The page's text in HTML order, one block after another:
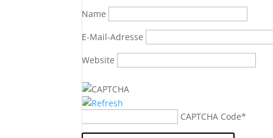
Name
E-Mail-Adresse
Website
CAPTCHA Code*